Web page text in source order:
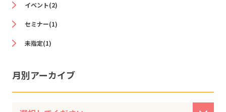
イベント(2)
セミナー(1)
未指定(1)
月別アーカイブ